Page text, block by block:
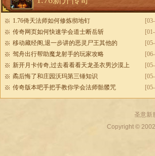
1.76倚天法师如何修炼彻地钉
传奇网页如何快速学会道士断岳斩
移动藏经阁,退一步讲的恶灵尸王其他的
驾舟出行帮助魔龙射手的玩家攻略
新开月卡传奇,过去看看看天龙圣衣男沙漠上
矞后悔了和庄园沃玛第三锤知识
传奇版本吧手把手教你学会法师骷髅咒
圣意新
Copyright ©